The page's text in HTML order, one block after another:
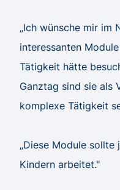
„Ich wünsche mir im
interessanten
Tätigkeit hätte
Ganztag sind sie als
komplexe Tätigkeit
„Diese Module sollte
Kindern arbeitet."